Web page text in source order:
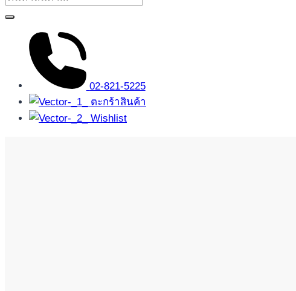
02-821-5225
ตะกร้าสินค้า
Wishlist